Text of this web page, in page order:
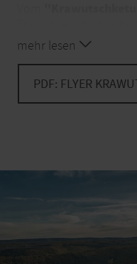
ein
der Eifel
das sich weitende Tal
Obermaubach über
Jülicher Börde und
Walderlebnispfad für
neben
und kleinere Anlagen
Flora und Fauna. Sie
des Krawutsche-
mehr lesen
PDF: FLYER